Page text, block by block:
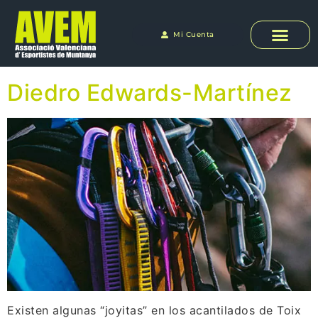
Mi Cuenta
Diedro Edwards-Martínez
Existen algunas “joyitas” en los acantilados de Toix